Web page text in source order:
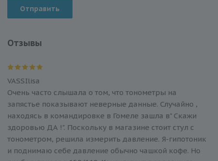
Отправить
Отзывы
VASSIlisa
Очень часто слышала о том, что тонометры на
запястье показывают неверные данные. Случайно ,
находясь в командировке в Гомеле зашла в" Скажи
здоровью ДА !". Поскольку в магазине стоит стул с
тонометром, решила измерить давление. Я-гипотоник
и поднимаю себе давление обычно чашкой кофе. Но